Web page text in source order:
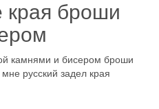
броши
камнями и бисером броши
русский задел края